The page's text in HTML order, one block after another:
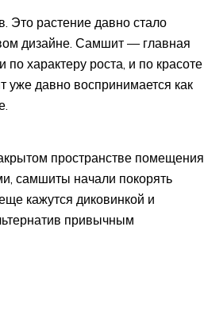
Это растение давно стало
дизайне. Самшит — главная
по характеру роста, и по красоте
уже давно воспринимается как
пространстве помещения
самшиты начали покорять
кажутся диковинкой и
привычным